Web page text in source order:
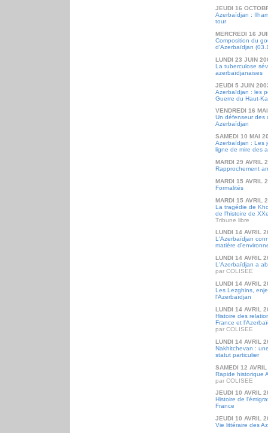
JEUDI 16
Azerbaïdjan :
tour
MERCREDI 16
Composition du
d'Azerbaïdjan
LUNDI 23 JUIN
La tuberculose
azerbaïdjanaises
JEUDI 5 JUIN
Azerbaïdjan : les
Guerre du Haut-
VENDREDI 16
Un défenseur des
Azerbaïdjan
SAMEDI 10 MAI
Azerbaïdjan : Les
ligne de mire des
MARDI 29 AVRIL
Rapprochement
MARDI 15 AVRIL
Formalités
MARDI 15 AVRIL
La tragédie de
de l'histoire de
Tribune libre
LUNDI 14 AVRIL
L'Azerbaïdjan
matière
LUNDI 14 AVRIL
L'Azerbaïdjan a
par COLISEE
LUNDI 14 AVRIL
Les Lezghins,
l'Azerbaïdjan
LUNDI 14 AVRIL
Histoire des
France et
par COLISEE
LUNDI 14 AVRIL
Nakhitchevan :
statut particulier
SAMEDI 12
Rapide historique
par COLISEE
JEUDI 10 AVRIL
Histoire de
France
JEUDI 10 AVRIL
Vie littéraire des